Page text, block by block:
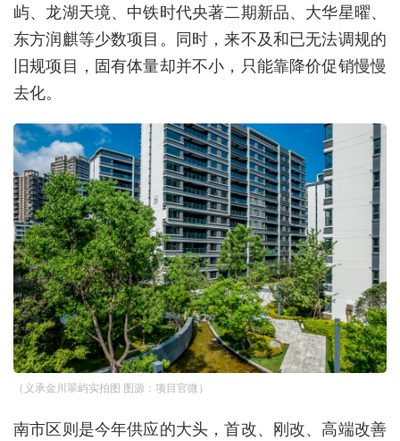
屿、龙湖天境、中铁时代央著二期新品、大华星曜、
东方润麒等少数项目。同时，来不及和已无法调规的
旧规项目，固有体量却并不小，只能靠降价促销慢慢
去化。
（义承金川翠屿实拍图 图源：项目官微）
南市区则是今年供应的大头，首改、刚改、高端改善